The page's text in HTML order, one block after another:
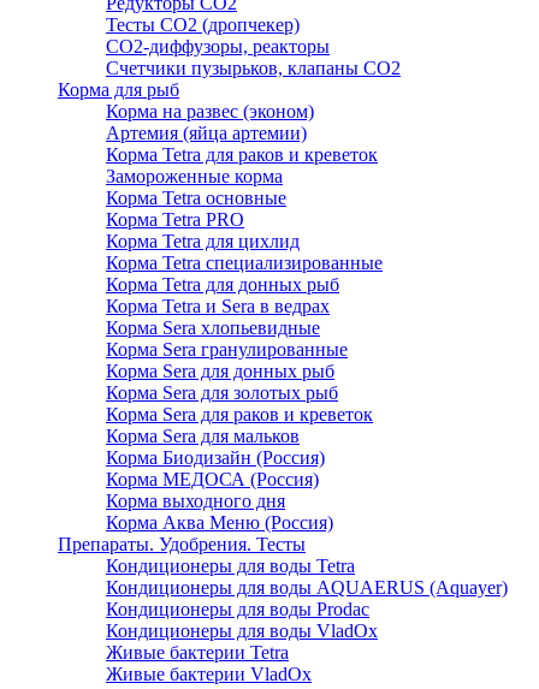
Тесты CO2 (дропчекер)
СО2-диффузоры, реакторы
Счетчики пузырьков, клапаны СО2
Корма для рыб
Корма на развес (эконом)
Артемия (яйца артемии)
Корма Tetra для раков и креветок
Замороженные корма
Корма Tetra основные
Корма Tetra PRO
Корма Tetra для цихлид
Корма Tetra специализированные
Корма Tetra для донных рыб
Корма Tetra и Sera в ведрах
Корма Sera хлопьевидные
Корма Sera гранулированные
Корма Sera для донных рыб
Корма Sera для золотых рыб
Корма Sera для раков и креветок
Корма Sera для мальков
Корма Биодизайн (Россия)
Корма МЕДОСА (Россия)
Корма выходного дня
Корма Аква Меню (Россия)
Препараты. Удобрения. Тесты
Кондиционеры для воды Tetra
Кондиционеры для воды AQUAERUS (Aquayer)
Кондиционеры для воды Prodac
Кондиционеры для воды VladOx
Живые бактерии Tetra
Живые бактерии VladOx